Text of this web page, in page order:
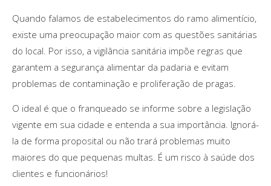
Quando falamos de estabelecimentos do ramo alimentício,
existe uma preocupação maior com as questões sanitárias
do local. Por isso, a vigilância sanitária impõe regras que
garantem a segurança alimentar da padaria e evitam
problemas de contaminação e proliferação de pragas.
O ideal é que o franqueado se informe sobre a legislação
vigente em sua cidade e entenda a sua importância. Ignorá-
la de forma proposital ou não trará problemas muito
maiores do que pequenas multas. É um risco à saúde dos
clientes e funcionários!